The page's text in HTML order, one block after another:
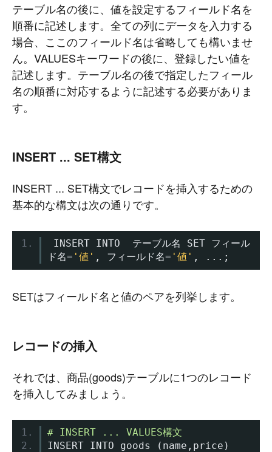
テーブル名の後に、値を設定するフィールド名を
順番に記述します。全ての列にデータを入力する
場合、ここのフィールド名は省略しても構いませ
ん。VALUESキーワードの後に、登録したい値を
記述します。テーブル名の後で指定したフィール
名の順番に対応するように記述する必要がありま
す。
INSERT ... SET構文
INSERT ... SET構文でレコードを挿入するための
基本的な構文は次の通りです。
INSERT INTO テーブル名 SET フィール
ド名= '値' , フィールド名= '値' , ...;
SETはフィールド名と値のペアを列挙します。
レコードの挿入
それでは、商品(goods)テーブルに1つのレコード
を挿入してみましょう。
# INSERT ... VALUES構文
INSERT INTO goods
( name , price )